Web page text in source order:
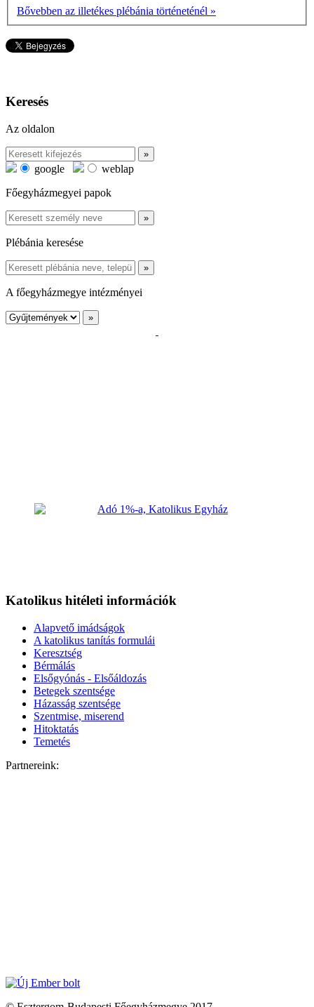
Bővebben az illetékes plébánia történeténél »
Keresés
Az oldalon
google
weblap
Főegyházmegyei papok
Plébánia keresése
A főegyházmegye intézményei
Katolikus hitéleti információk
Alapvető imádságok
A katolikus tanítás formulái
Keresztség
Bérmálás
Elsőgyónás - Elsőáldozás
Betegek szentsége
Házasság szentsége
Szentmise, miserend
Hitoktatás
Temetés
Partnereink: